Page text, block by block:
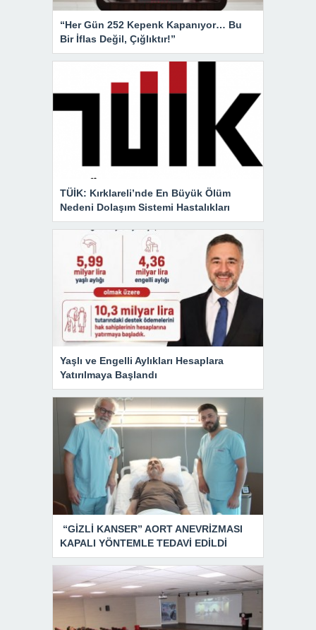
“Her Gün 252 Kepenk Kapanıyor… Bu
Bir İflas Değil, Çığlıktır!”
TÜİK: Kırklareli’nde En Büyük Ölüm
Nedeni Dolaşım Sistemi Hastalıkları
Yaşlı ve Engelli Aylıkları Hesaplara
Yatırılmaya Başlandı
“GİZLİ KANSER” AORT ANEVRİZMASI
KAPALI YÖNTEMLE TEDAVİ EDİLDİ